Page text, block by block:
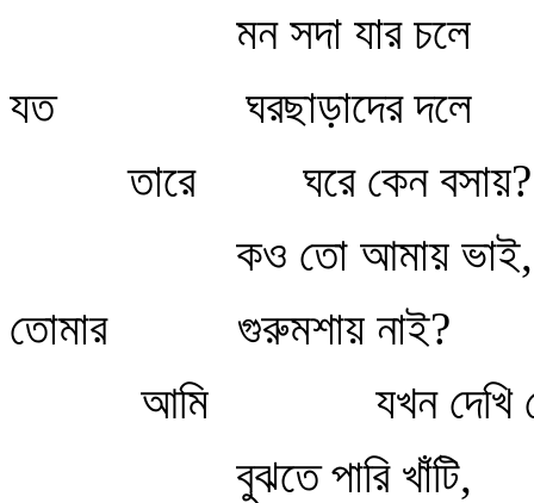
মন সদা যার চলে
যত
ঘরছাড়াদের দলে
তারে
ঘরে কেন বসায়?
কও তো আমায় ভাই,
তোমার
গুরুমশায় নাই?
আমি
যখন দেখি
বুঝতে পারি খাঁটি,